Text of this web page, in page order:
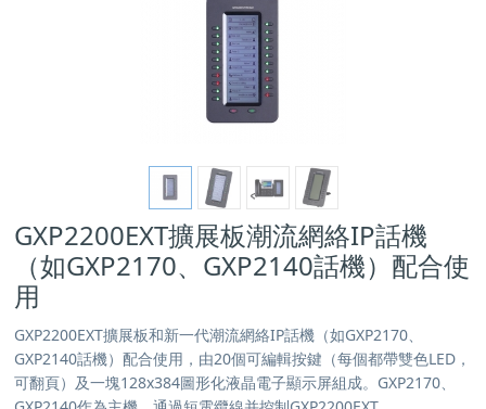
GXP2200EXT擴展板潮流網絡IP話機
（如GXP2170、GXP2140話機）配合使
用
GXP2200EXT擴展板和新一代潮流網絡IP話機（如GXP2170、
GXP2140話機）配合使用，由20個可編輯按鍵（每個都帶雙色LED，
可翻頁）及一塊128x384圖形化液晶電子顯示屏組成。GXP2170、